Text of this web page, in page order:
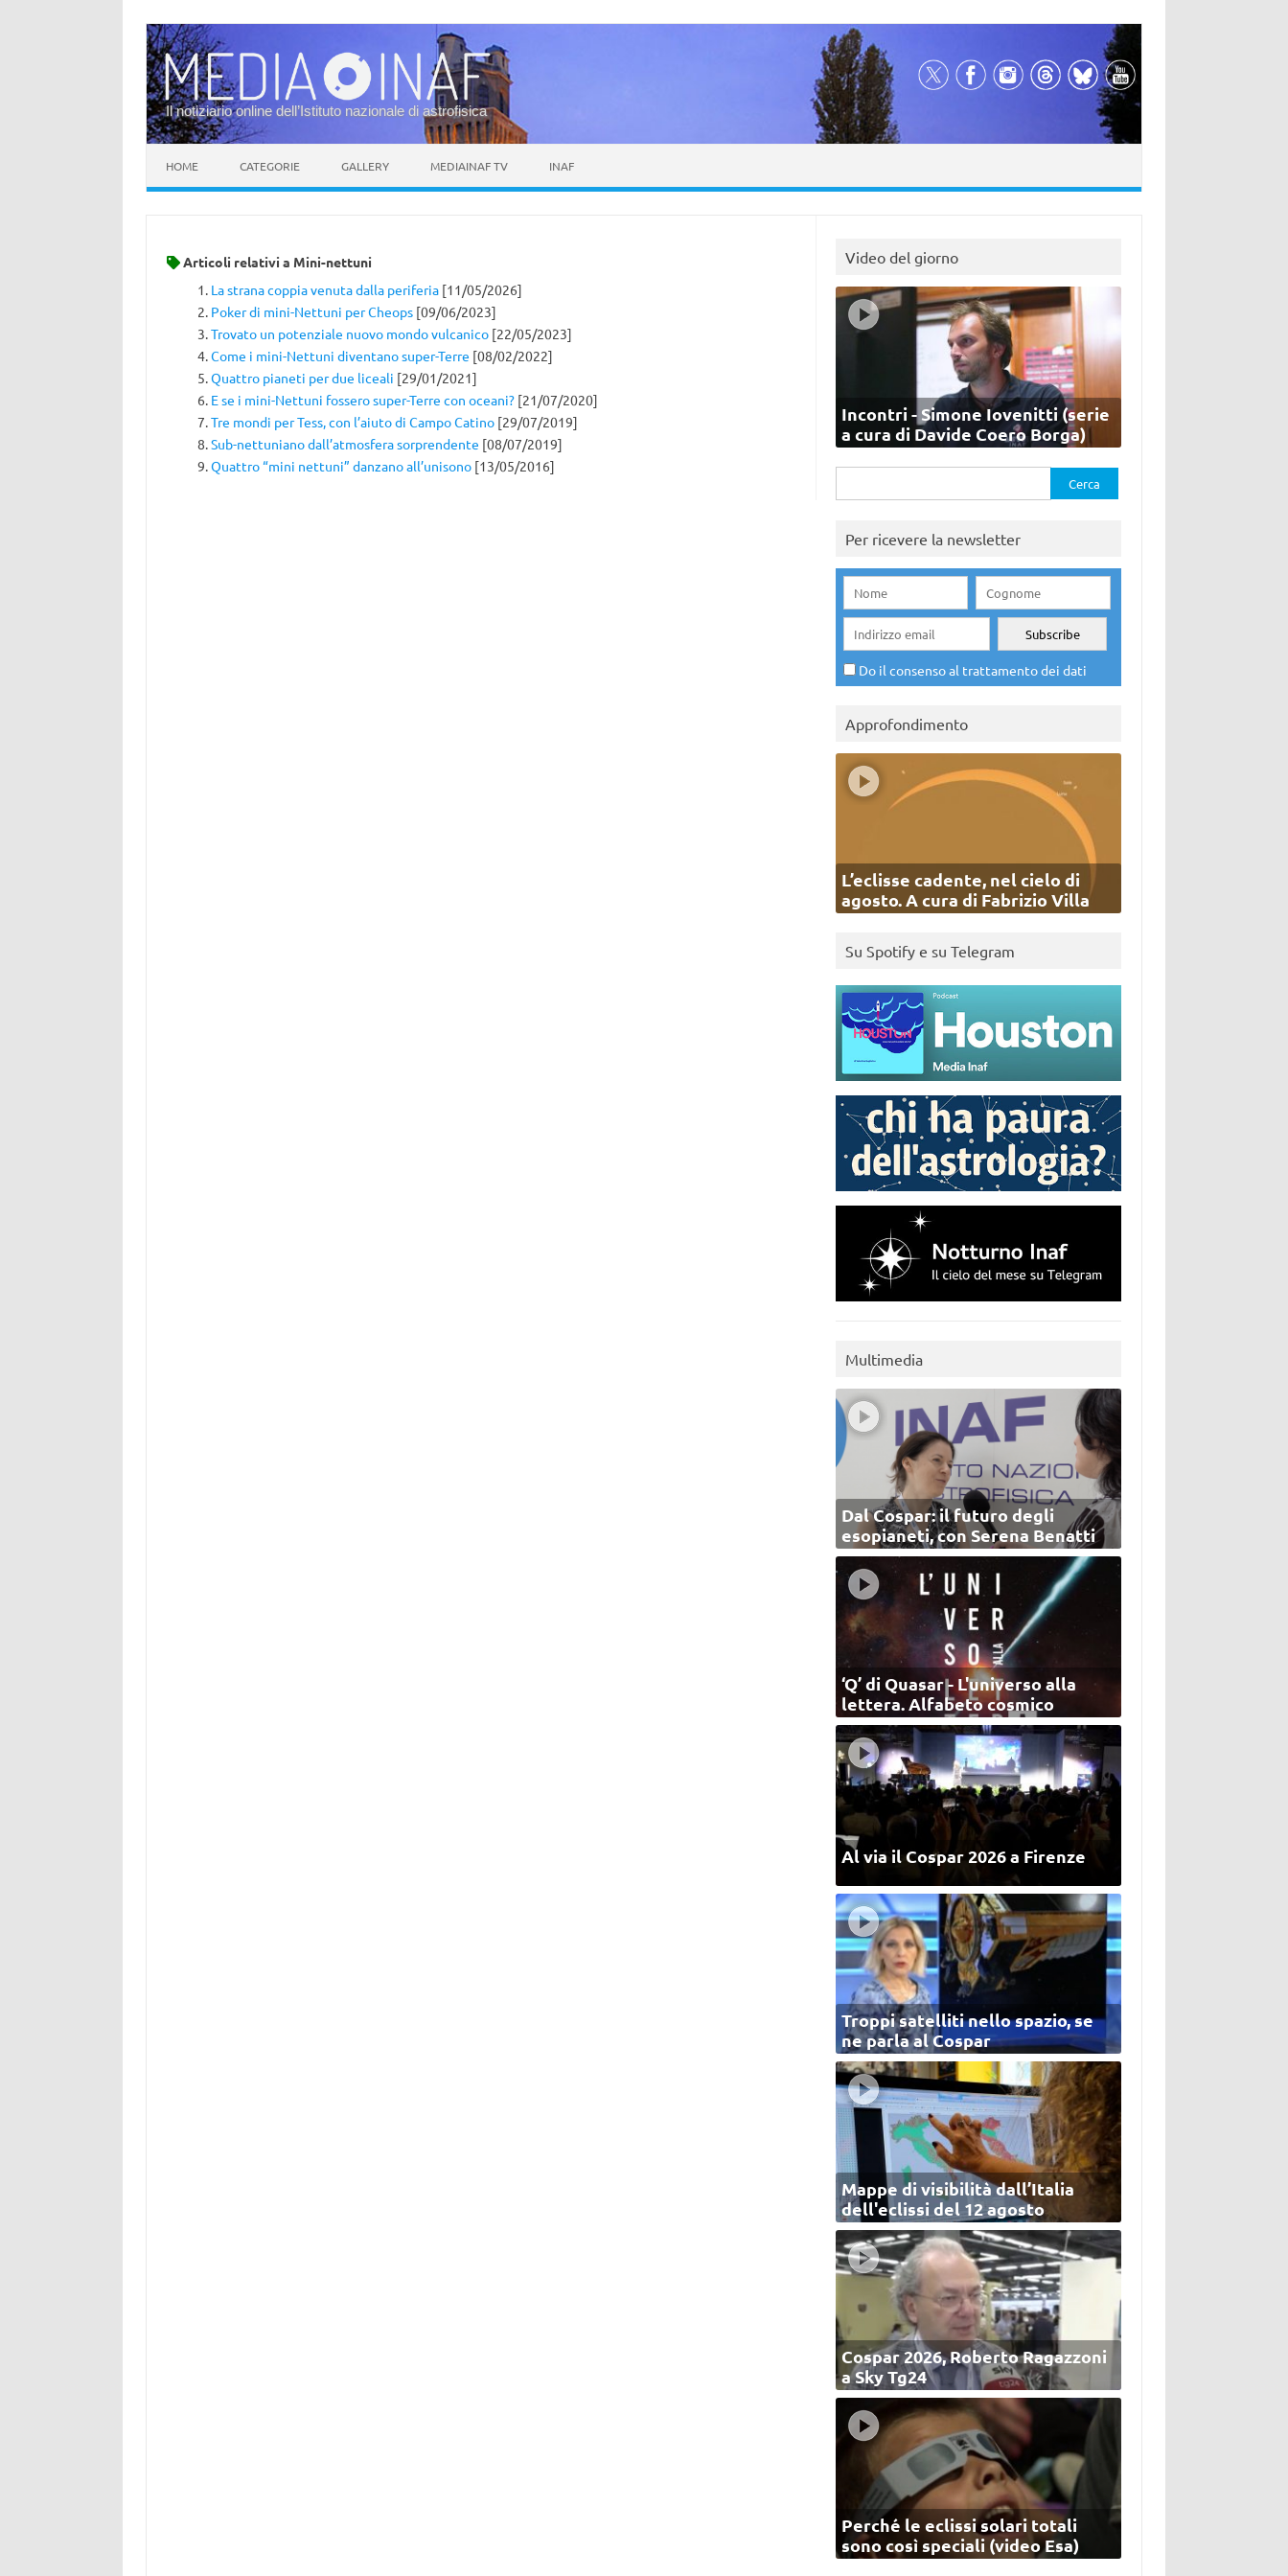
Il notiziario online dell’Istituto nazionale di astrofisica
HOME CATEGORIE GALLERY MEDIAINAF TV INAF
Articoli relativi a Mini-nettuni
La strana coppia venuta dalla periferia[11/05/2026]
Poker di mini-Nettuni per Cheops[09/06/2023]
Trovato un potenziale nuovo mondo vulcanico[22/05/2023]
Come i mini-Nettuni diventano super-Terre [08/02/2022]
Quattro pianeti per due liceali [29/01/2021]
E se i mini-Nettuni fossero super-Terre con oceani?[21/07/2020]
Tre mondi per Tess, con l’aiuto di Campo Catino[29/07/2019]
Sub-nettuniano dall’atmosfera sorprendente [08/07/2019]
Quattro “mini nettuni” danzano all’unisono[13/05/2016]
Video del giorno
Incontri - Simone Iovenitti (serie
a cura di Davide Coero Borga)
per:
Per ricevere la newsletter
Do il consenso al trattamento dei dati
Approfondimento
L’eclisse cadente, nel cielo di
agosto. A cura di Fabrizio Villa
Su Spotify e su Telegram
Multimedia
Dal Cospar: il futuro degli
esopianeti, con Serena Benatti
‘Q’ di Quasar - L'universo alla
lettera. Alfabeto cosmico
Al via il Cospar 2026 a Firenze
Troppi satelliti nello spazio, se
ne parla al Cospar
Mappe di visibilità dall’Italia
dell'eclissi del 12 agosto
Cospar 2026, Roberto Ragazzoni
a Sky Tg24
Perché le eclissi solari totali
sono così speciali (video Esa)